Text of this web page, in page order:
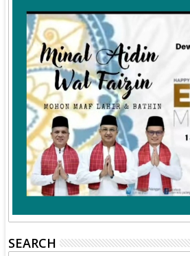
SEARCH